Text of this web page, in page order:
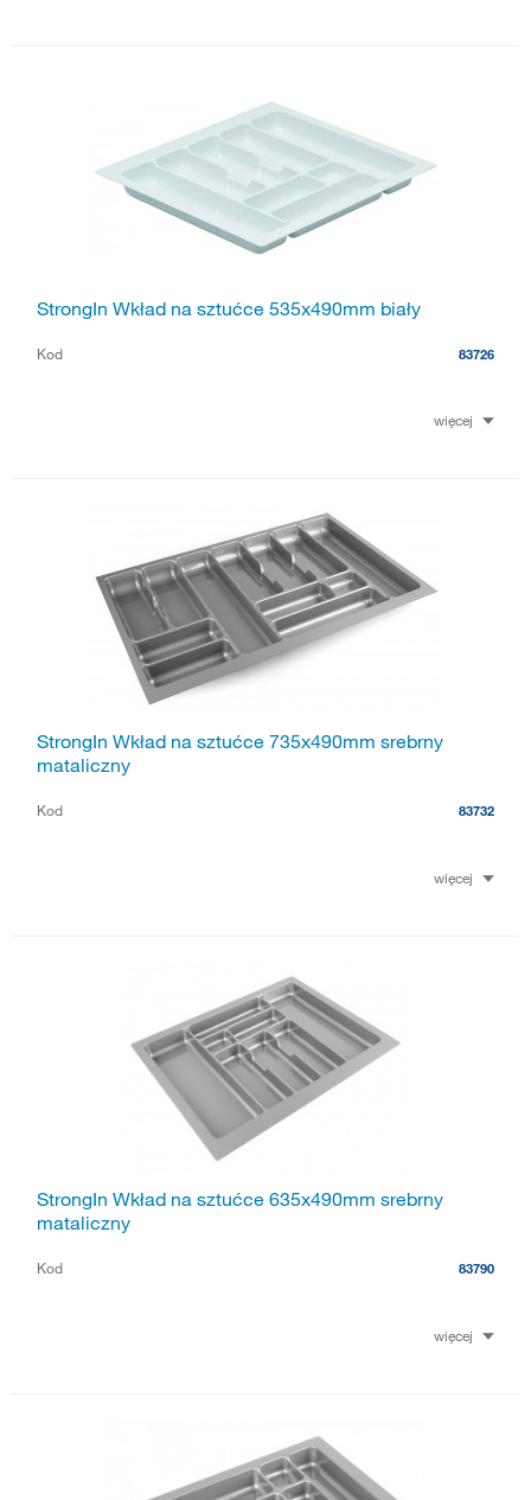
StrongIn Wkład na sztućce 535x490mm biały
Kod 83726
więcej
StrongIn Wkład na sztućce 735x490mm srebrny
mataliczny
Kod 83732
więcej
StrongIn Wkład na sztućce 635x490mm srebrny
mataliczny
Kod 83790
więcej